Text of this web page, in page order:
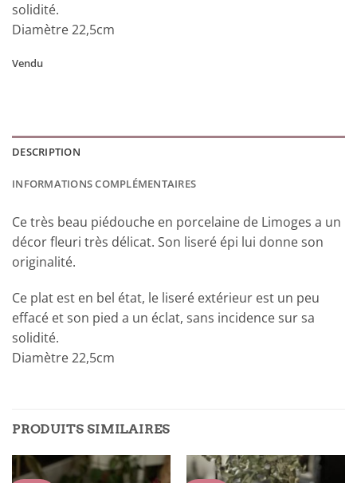
solidité.
Diamètre 22,5cm
Vendu
DESCRIPTION
INFORMATIONS COMPLÉMENTAIRES
Ce très beau piédouche en porcelaine de Limoges a un
décor fleuri très délicat. Son liseré épi lui donne son
originalité.
Ce plat est en bel état, le liseré extérieur est un peu
effacé et son pied a un éclat, sans incidence sur sa
solidité.
Diamètre 22,5cm
PRODUITS SIMILAIRES